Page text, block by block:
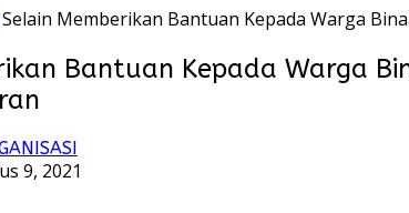
Selain Memberikan Bantuan Kepada Warga
Bantuan Kepada Warga
9, 2021